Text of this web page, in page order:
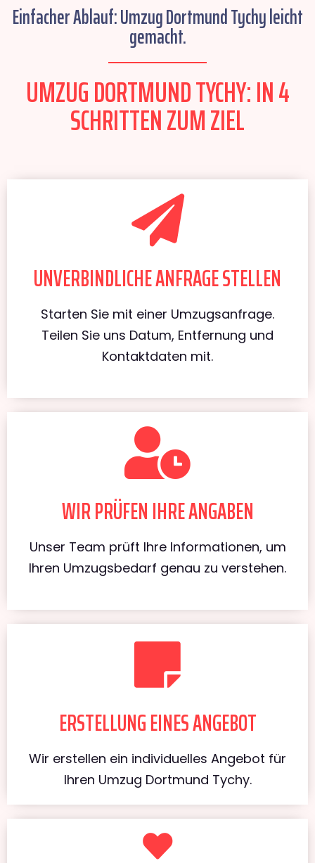
Einfacher Ablauf: Umzug Dortmund Tychy leicht
gemacht.
UMZUG DORTMUND TYCHY: IN 4
SCHRITTEN ZUM ZIEL
UNVERBINDLICHE ANFRAGE STELLEN
Starten Sie mit einer Umzugsanfrage.
Teilen Sie uns Datum, Entfernung und
Kontaktdaten mit.
WIR PRÜFEN IHRE ANGABEN
Unser Team prüft Ihre Informationen, um
Ihren Umzugsbedarf genau zu verstehen.
ERSTELLUNG EINES ANGEBOT
Wir erstellen ein individuelles Angebot für
Ihren Umzug Dortmund Tychy.